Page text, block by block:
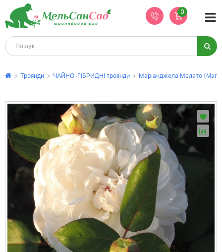
0
> Троянди > ЧАЙНО-ГІБРИДНІ троянди > Маріанджела Мелато